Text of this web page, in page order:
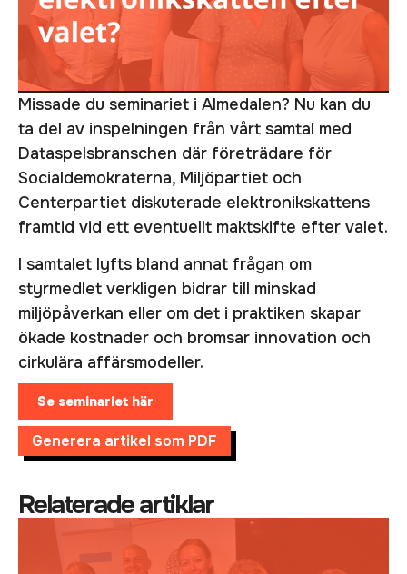
Missade du seminariet i Almedalen? Nu kan du
ta del av inspelningen från vårt samtal med
Dataspelsbranschen där företrädare för
Socialdemokraterna, Miljöpartiet och
Centerpartiet diskuterade elektronikskattens
framtid vid ett eventuellt maktskifte efter valet.
I samtalet lyfts bland annat frågan om
styrmedlet verkligen bidrar till minskad
miljöpåverkan eller om det i praktiken skapar
ökade kostnader och bromsar innovation och
cirkulära affärsmodeller.
Se seminariet här
Generera artikel som PDF
Relaterade artiklar